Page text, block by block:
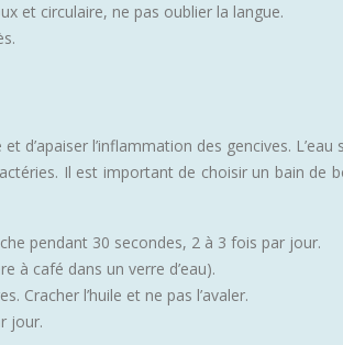
et circulaire, ne pas oublier la langue.
l’inflammation des gencives.
Il est important de choisir un bain de
pendant 30 secondes, 2 à 3 fois par jour.
à café dans un verre d’eau).
Cracher l’huile et ne pas l’avaler.
jour.